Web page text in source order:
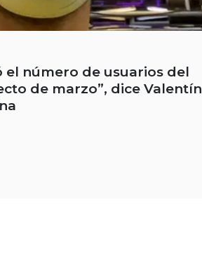
el número de usuarios del
de marzo”, dice Valentín